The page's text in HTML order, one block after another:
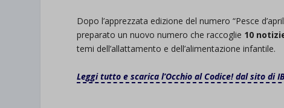
Dopo l’apprezzata edizione del numero “Pesce
preparato un nuovo numero che raccoglie 10
temi dell’allattamento e dell’alimentazione infantile.
Leggi tutto e scarica l’Occhio al Codice! dal sito di